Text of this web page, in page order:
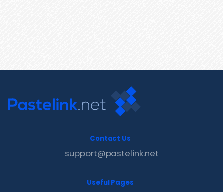
Contact Us
support@pastelink.net
Useful Pages